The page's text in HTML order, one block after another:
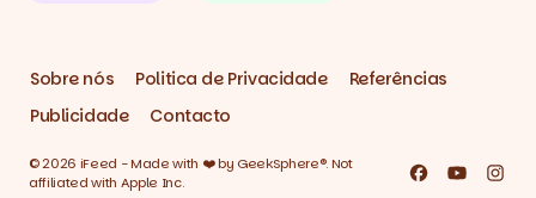
Sobre nós Politica de Privacidade
Referências
Publicidade
Contacto
© 2026 iFeed - Made with ❤️ by GeekSphere®. Not
affiliated with Apple Inc.
Facebook
YouTube